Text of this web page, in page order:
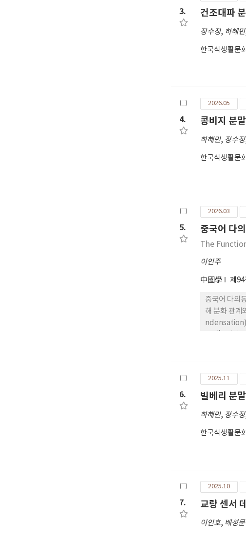
3. 건조대파
장수정, 하혜민
한국식생활문
4.
2026.05
콩비지 분
하혜민, 장수정
한국식생활문
5.
2026.03
중국어 다
The
이인주
中國學 제94
중국어 다의
해 분화 관
‘闹+ X’ 구
6.
2025.11
빌베리 분
하혜민, 장수정
한국식생활문
7.
2025.10
교량 센서
이인호, 배성문